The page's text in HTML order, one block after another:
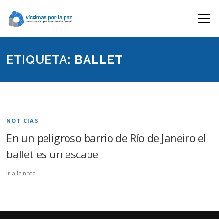
contenido
Menú
ETIQUETA: BALLET
NOTICIAS
En un peligroso barrio de Río de Janeiro el
ballet es un escape
Ir a la nota